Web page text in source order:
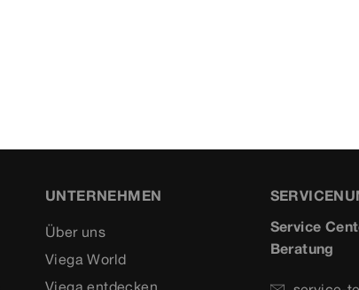
UNTERNEHMEN
Über uns
Viega World
Viega entdecken
Service
Beratung